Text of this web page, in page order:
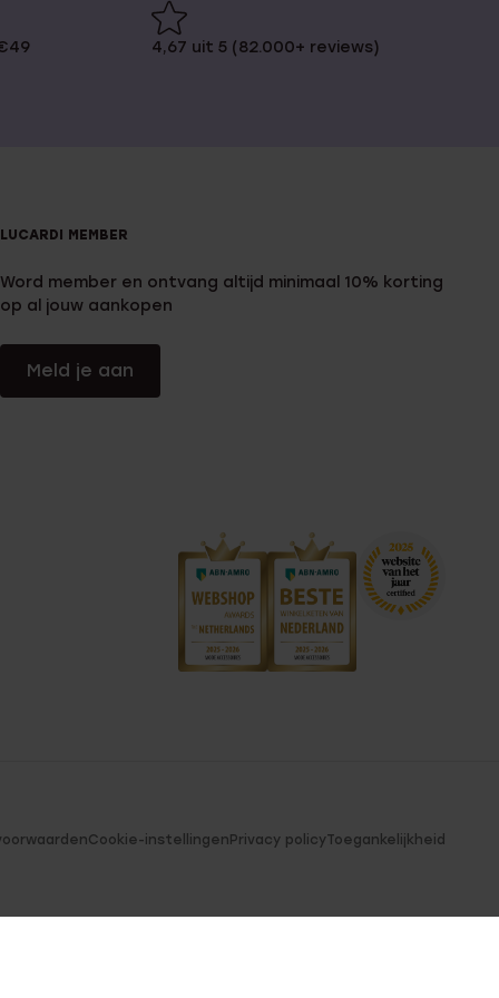
4,67 uit 5 (82.000+ reviews)
LUCARDI MEMBER
Word member en ontvang altijd minimaal 10% korting
op al jouw aankopen
Meld je aan
Cookie-instellingenPrivacy policyToegankelijkheid